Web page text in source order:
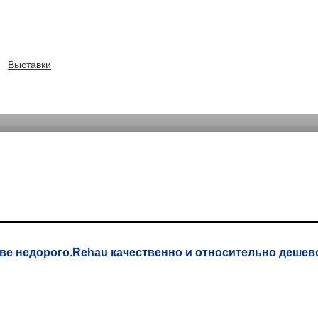
Выставки
недорого.Rehau качественно и относительно